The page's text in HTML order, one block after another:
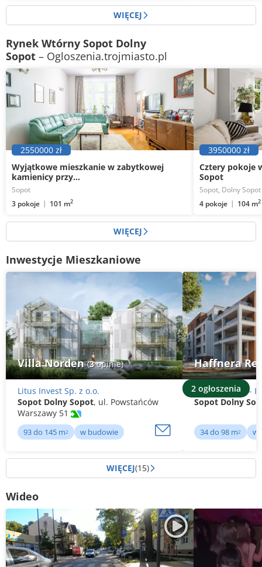
WIĘCEJ
Rynek Wtórny Sopot Dolny
Sopot – Ogloszenia.trojmiasto.pl
Wyjątkowe mieszkanie w zabytkowej
kamienicy przy...
2550000 zł
Sopot
3 pokoje
101 m2
Cztery pokoje
Sopot
3950000 zł
Sopot, Dolny Sopot
4 pokoje
104 m2
WIĘCEJ
Inwestycje Mieszkaniowe
Villa Norden(3opinie)
Litus Invest Sp. z o.o.
Sopot Dolny Sopot, ul. Powstańców
Warszawy 51
93 do 145 m2 w budowie
Haffnera
2 ogłoszenia
Cordia Polska -
Sopot Dolny
34 do 98 m2 w
WIĘCEJ(15)
Wideo